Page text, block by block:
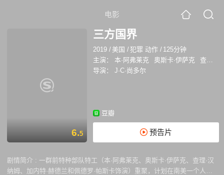
电影
6.5
三方国界
2019 / 美国 /犯罪 动作 / 125分钟
主演：
本·阿弗莱克 奥斯卡·伊萨克
查理·汉纳姆
导演：
J·C·尚多尔
豆瓣
预告片
剧情简介 : 一群前特种部队特工（本·阿弗莱克、奥斯卡·伊萨克、查理·汉
纳姆、加内特·赫德兰和佩德罗·帕斯卡饰演）重聚，计划在南美一个人口